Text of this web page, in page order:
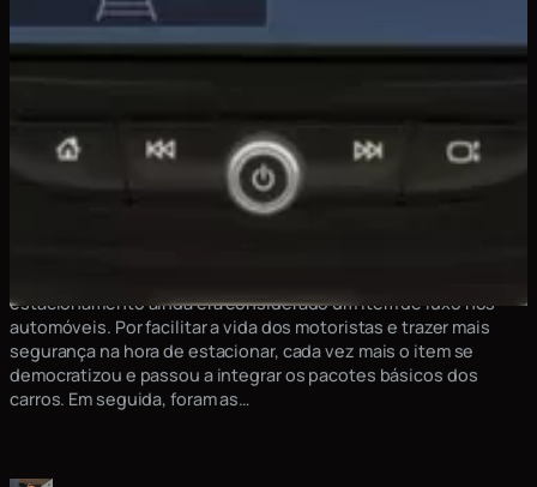
estacionamento ainda era considerado um item de luxo nos
automóveis. Por facilitar a vida dos motoristas e trazer mais
segurança na hora de estacionar, cada vez mais o item se
democratizou e passou a integrar os pacotes básicos dos
carros. Em seguida, foram as…